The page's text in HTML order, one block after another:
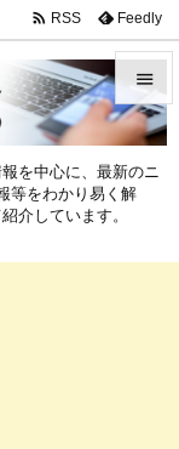



 RSS Feedly
を中心に、最新のニ
等をわかり易く解
介しています。